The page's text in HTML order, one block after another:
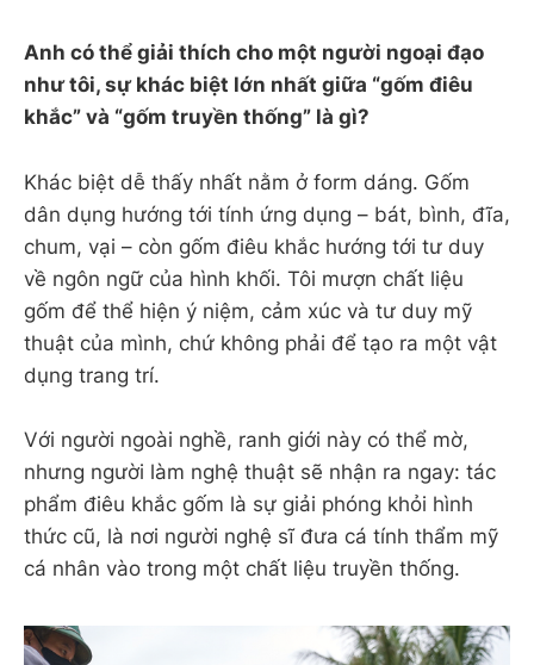
Anh có thể giải thích cho một người ngoại đạo
như tôi, sự khác biệt lớn nhất giữa “gốm điêu
khắc” và “gốm truyền thống” là gì?
Khác biệt dễ thấy nhất nằm ở form dáng. Gốm
dân dụng hướng tới tính ứng dụng – bát, bình, đĩa,
chum, vại – còn gốm điêu khắc hướng tới tư duy
về ngôn ngữ của hình khối. Tôi mượn chất liệu
gốm để thể hiện ý niệm, cảm xúc và tư duy mỹ
thuật của mình, chứ không phải để tạo ra một vật
dụng trang trí.
Với người ngoài nghề, ranh giới này có thể mờ,
nhưng người làm nghệ thuật sẽ nhận ra ngay: tác
phẩm điêu khắc gốm là sự giải phóng khỏi hình
thức cũ, là nơi người nghệ sĩ đưa cá tính thẩm mỹ
cá nhân vào trong một chất liệu truyền thống.